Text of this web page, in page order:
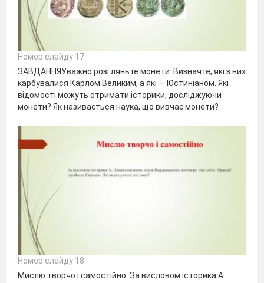
Номер слайду 17
ЗАВДАННЯУважно розгляньте монети. Визначте, які з них
карбувалися Карлом Великим, а які — Юстиніаном. Які
відомості можуть отримати історики, досліджуючи
монети? Як називається наука, що вивчає монети?
Номер слайду 18
Мислю творчо і самостійно. За висловом історика А.